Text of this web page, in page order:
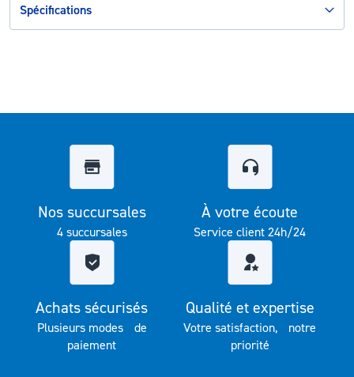
Spécifications
Nos succursales
4 succursales
À votre écoute
Service client 24h/24
Achats sécurisés
Plusieurs modes de
paiement
Qualité et expertise
Votre satisfaction, notre
priorité